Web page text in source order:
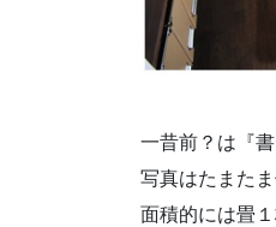
一昔前？は『
写真はたまた
面積的には畳１